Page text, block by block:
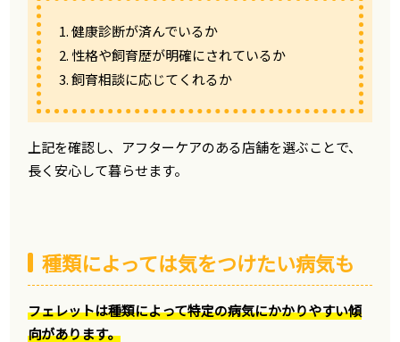
1. 健康診断が済んでいるか
2. 性格や飼育歴が明確にされているか
3. 飼育相談に応じてくれるか
上記を確認し、アフターケアのある店舗を選ぶことで、
長く安心して暮らせます。
種類によっては気をつけたい病気も
フェレットは種類によって特定の病気にかかりやすい傾
向があります。